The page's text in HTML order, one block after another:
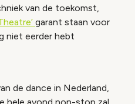
van de toekomst,
garant staan voor
niet eerder hebt
de dance in Nederland,